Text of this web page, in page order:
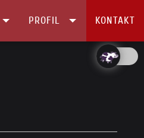
PROFIL KONTAKT